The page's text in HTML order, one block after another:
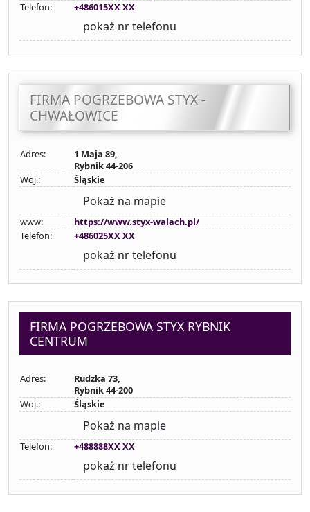
Telefon:
+486015XX XX
pokaż nr telefonu
FIRMA POGRZEBOWA STYX -
CHWAŁOWICE
Adres:
1 Maja 89,
Rybnik 44-206
Woj.:
Śląskie
Pokaż na mapie
www:
https://www.styx-walach.pl/
Telefon:
+486025XX XX
pokaż nr telefonu
FIRMA POGRZEBOWA STYX RYBNIK
CENTRUM
Adres:
Rudzka 73,
Rybnik 44-200
Woj.:
Śląskie
Pokaż na mapie
Telefon: +488888XX XX
pokaż nr telefonu